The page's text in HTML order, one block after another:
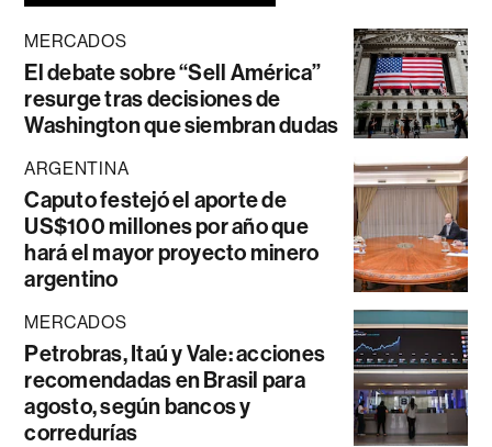
MERCADOS
El debate sobre “Sell América”
resurge tras decisiones de
Washington que siembran dudas
ARGENTINA
Caputo festejó el aporte de
US$100 millones por año que
hará el mayor proyecto minero
argentino
MERCADOS
Petrobras, Itaú y Vale: acciones
recomendadas en Brasil para
agosto, según bancos y
corredurías